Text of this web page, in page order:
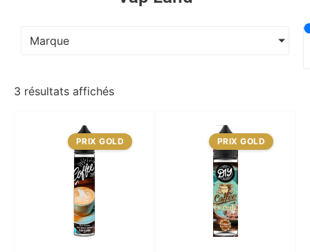
Marque
3 résultats affichés
PRIX GOLD PRIX GOLD